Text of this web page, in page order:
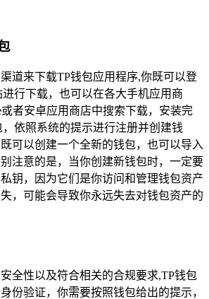
道来下载TP钱包应用程序,你既可以登
行下载，也可以在各大手机应用商
或者安卓应用商店中搜索下载，安装完
依照系统的提示进行注册并创建钱
可以创建一个全新的钱包，也可以导入
注意的是，当你创建新钱包时，一定要
钥，因为它们是你访问和管理钱包资产
，可能会导致你永远失去对钱包资产的
全性以及符合相关的合规要求,TP钱包
份验证，你需要按照钱包给出的提示，